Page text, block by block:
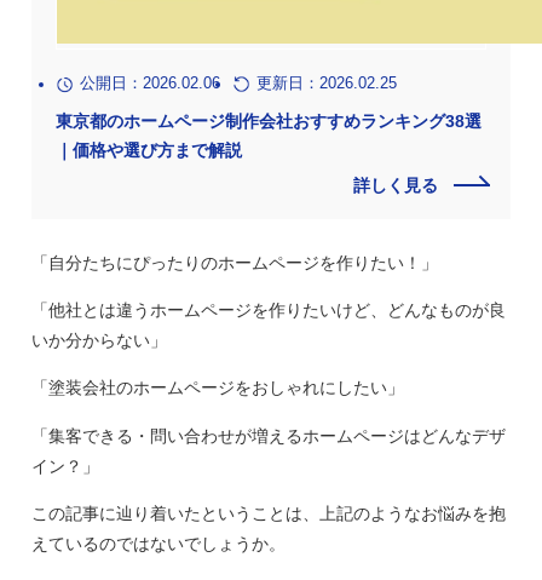
公開日：2026.02.06 更新日：2026.02.25
東京都のホームページ制作会社おすすめランキング38選
｜価格や選び方まで解説
詳しく見る
「自分たちにぴったりのホームページを作りたい！」
「他社とは違うホームページを作りたいけど、どんなものが良
いか分からない」
「塗装会社のホームページをおしゃれにしたい」
「集客できる・問い合わせが増えるホームページはどんなデザ
イン？」
この記事に辿り着いたということは、上記のようなお悩みを抱
えているのではないでしょうか。